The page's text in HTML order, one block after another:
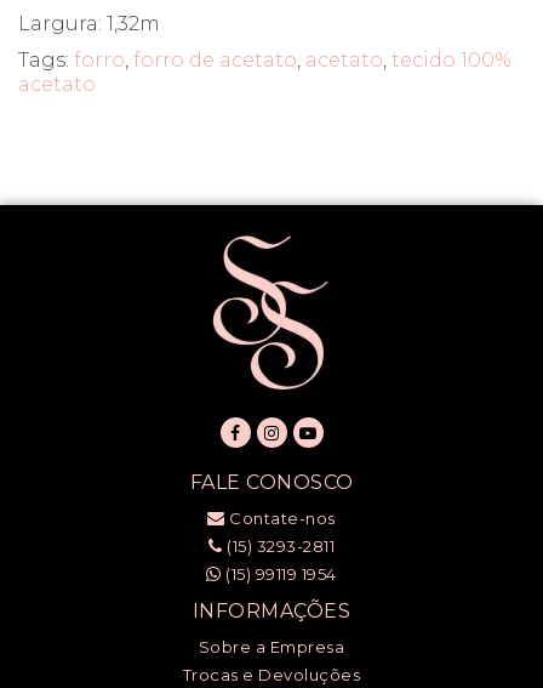
Largura: 1,32m
Tags: forro, forro de acetato, acetato, tecido 100%
acetato
FALE CONOSCO
Contate-nos
(15) 3293-2811
(15) 99119 1954
INFORMAÇÕES
Sobre a Empresa
Trocas e Devoluções